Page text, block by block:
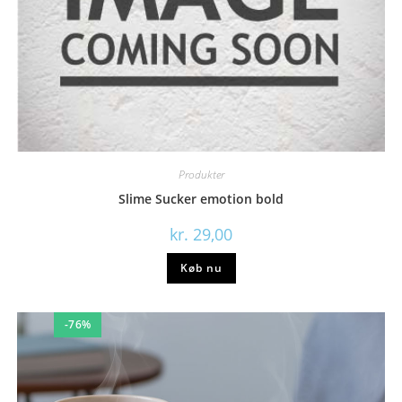
Produkter
Slime Sucker emotion bold
kr. 29,00
Køb nu
-76%